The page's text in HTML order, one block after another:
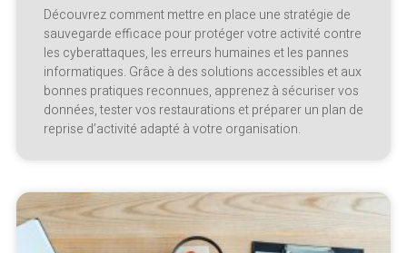
Découvrez comment mettre en place une stratégie de
sauvegarde efficace pour protéger votre activité contre
les cyberattaques, les erreurs humaines et les pannes
informatiques. Grâce à des solutions accessibles et aux
bonnes pratiques reconnues, apprenez à sécuriser vos
données, tester vos restaurations et préparer un plan de
reprise d’activité adapté à votre organisation.